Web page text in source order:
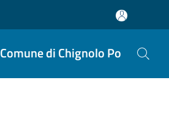
Comune di Chignolo Po